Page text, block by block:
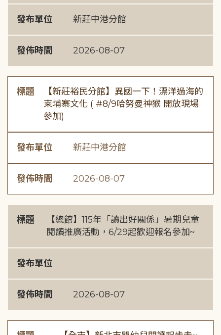
發布單位 新莊中港分館
發佈時間 2026-08-07
標題
【新莊裕民分館】異國一下！漂洋過海的
柬埔寨文化 ( #8/9哈努曼神猴 開放現場
參加)
發布單位 新莊中港分館
發佈時間 2026-08-07
標題
【總館】115年「讀出好關係」暑期兒童
閱讀推廣活動，6/29起歡迎報名參加~
發布單位
發佈時間 2026-08-07